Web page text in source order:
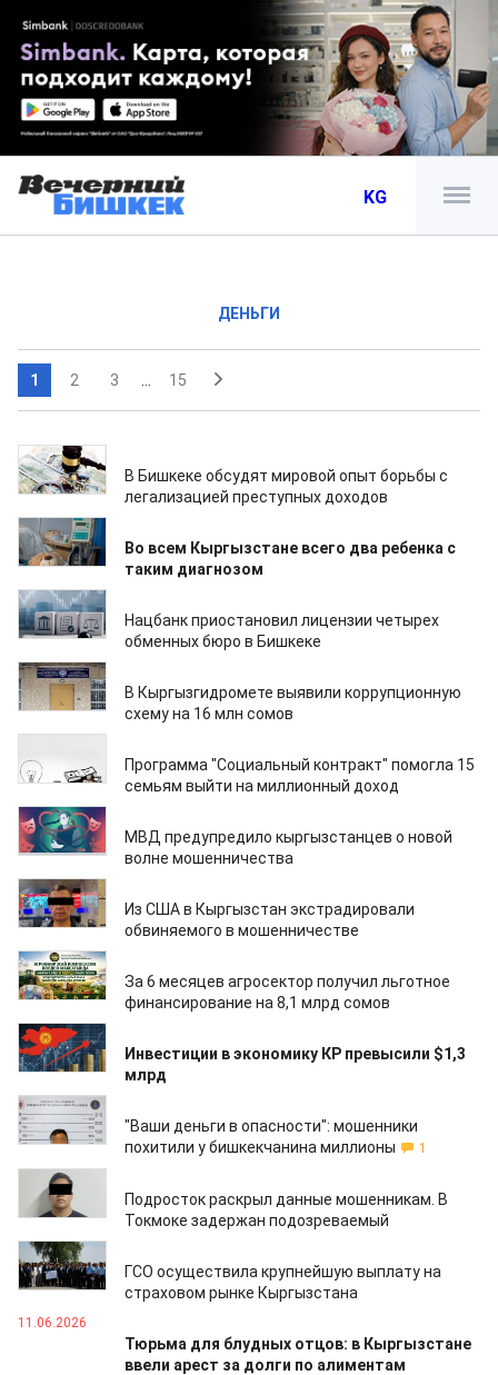
KG
ДЕНЬГИ
1 2 3 15
06.08.2026
В Бишкеке обсудят мировой опыт борьбы с
легализацией преступных доходов
04.08.2026
Во всем Кыргызстане всего два ребенка с
таким диагнозом
03.08.2026
Нацбанк приостановил лицензии четырех
обменных бюро в Бишкеке
29.07.2026
В Кыргызгидромете выявили коррупционную
схему на 16 млн сомов
Программа "Социальный контракт" помогла 15
семьям выйти на миллионный доход
08.07.2026
МВД предупредило кыргызстанцев о новой
волне мошенничества
06.07.2026
Из США в Кыргызстан экстрадировали
обвиняемого в мошенничестве
01.07.2026
За 6 месяцев агросектор получил льготное
финансирование на 8,1 млрд сомов
01.07.2026
Инвестиции в экономику КР превысили $1,3
млрд
23.06.2026
"Ваши деньги в опасности": мошенники
похитили у бишкекчанина миллионы
1
20.06.2026
Подросток раскрыл данные мошенникам. В
Токмоке задержан подозреваемый
16.06.2026
ГСО осуществила крупнейшую выплату на
страховом рынке Кыргызстана
11.06.2026
Тюрьма для блудных отцов: в Кыргызстане
ввели арест за долги по алиментам